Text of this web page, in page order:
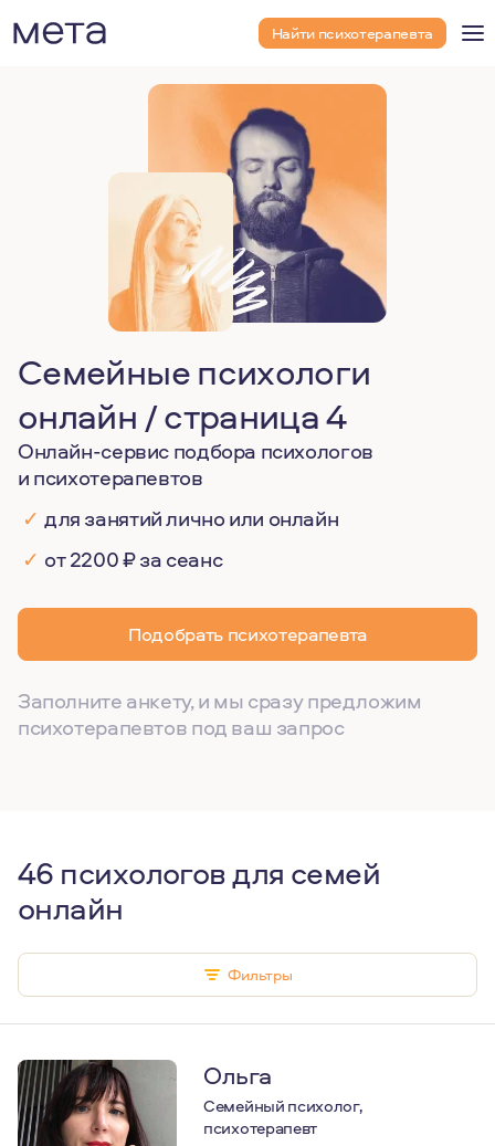
Найти психотерапевта
Семейные психологи
онлайн / страница 4
Онлайн-сервис подбора психологов
и психотерапевтов
✓ для занятий лично или онлайн
✓ от 2200 ₽ за сеанс
Подобрать психотерапевта
Заполните анкету, и мы сразу предложим
психотерапевтов под ваш запрос
46 психологов для семей
онлайн
Фильтры
Ольга
Семейный психолог,
психотерапевт